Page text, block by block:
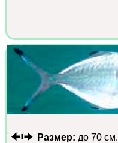
Размер: до 70 см.